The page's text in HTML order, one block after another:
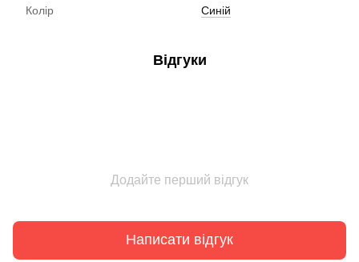
Колір Синій
Відгуки
Додайте перший відгук
Написати відгук